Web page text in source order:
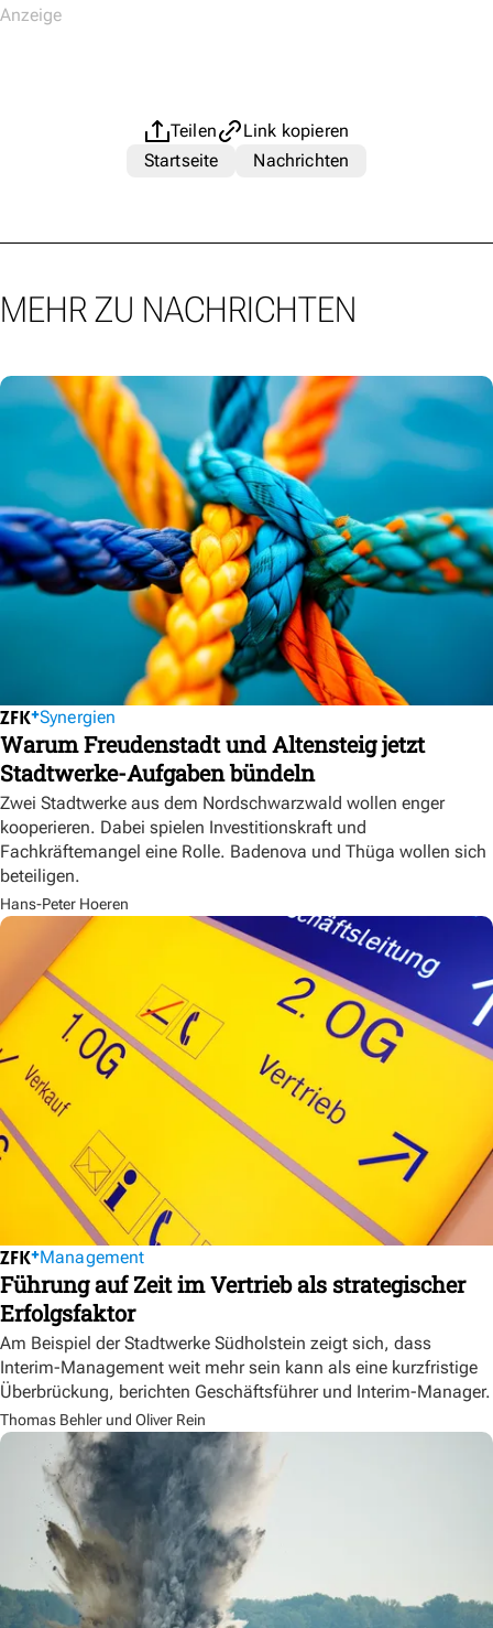
Teilen
Link kopieren
Startseite
Nachrichten
MEHR ZU NACHRICHTEN
Synergien
Warum Freudenstadt und Altensteig jetzt
Stadtwerke-Aufgaben bündeln
Zwei Stadtwerke aus dem Nordschwarzwald wollen enger
kooperieren. Dabei spielen Investitionskraft und
Fachkräftemangel eine Rolle. Badenova und Thüga wollen sich
beteiligen.
Hans-Peter Hoeren
Management
Führung auf Zeit im Vertrieb als strategischer
Erfolgsfaktor
Am Beispiel der Stadtwerke Südholstein zeigt sich, dass
Interim-Management weit mehr sein kann als eine kurzfristige
Überbrückung, berichten Geschäftsführer und Interim-Manager.
Thomas Behler und Oliver Rein